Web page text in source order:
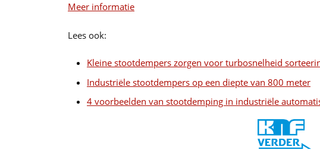
Meer informatie
Lees ook:
Kleine stootdempers zorgen voor turbosnelheid
Industriële stootdempers op een diepte van 800 meter
4 voorbeelden van stootdemping in industriële